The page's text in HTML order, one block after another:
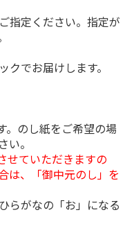
指定ください。指定が
でお届けします。
。のし紙をご希望の場
。
せていただきますの
は、「御中元のし」を
らがなの「お」になる